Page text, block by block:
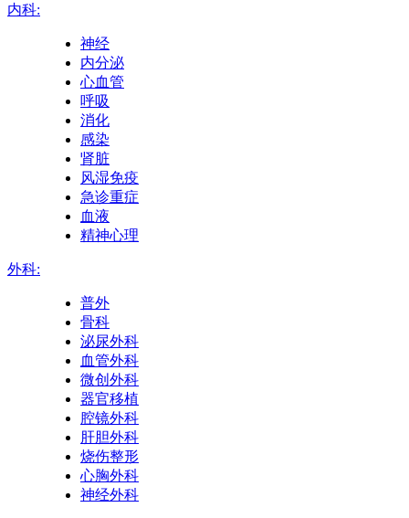
内科:
神经
内分泌
心血管
呼吸
消化
感染
肾脏
风湿免疫
急诊重症
血液
精神心理
外科:
普外
骨科
泌尿外科
血管外科
微创外科
器官移植
腔镜外科
肝胆外科
烧伤整形
心胸外科
神经外科